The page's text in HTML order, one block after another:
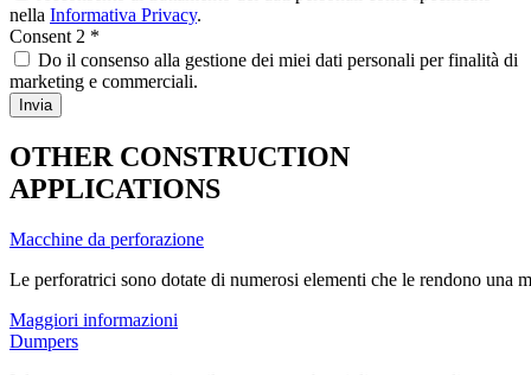
nella Informativa Privacy.
Consent 2 *
Do il consenso alla gestione dei miei dati personali per finalità di
marketing e commerciali.
OTHER CONSTRUCTION
APPLICATIONS
Macchine da perforazione
Le perforatrici sono dotate di numerosi elementi che le rendono una
Maggiori informazioni
Dumpers